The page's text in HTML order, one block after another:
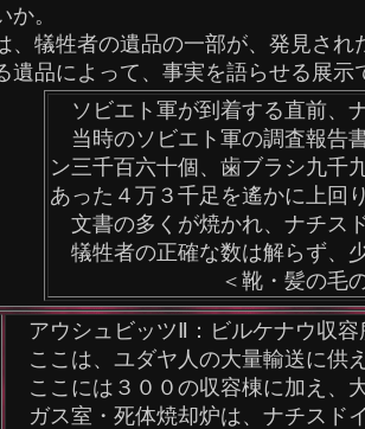
。
犠牲者の遺品の一部が、発見され
遺品によって、事実を語らせる展
ソビエト軍が到着する直前、
当時のソビエト軍の調査報告
ン三千百六十個、歯ブラシ九千
あった４万３千足を遙かに上回
文書の多くが焼かれ、ナチス
犠牲者の正確な数は解らず、
＜靴・髪の毛の
アウシュビッツⅡ：ビルケナウ収容
ここは、ユダヤ人の大量輸送に供
ここには３００の収容棟に加え、
ガス室・死体焼却炉は、ナチスド